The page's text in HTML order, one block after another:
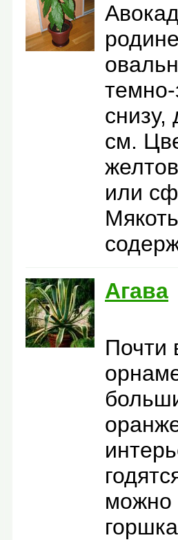
см.
или
Агава
Почти
можно